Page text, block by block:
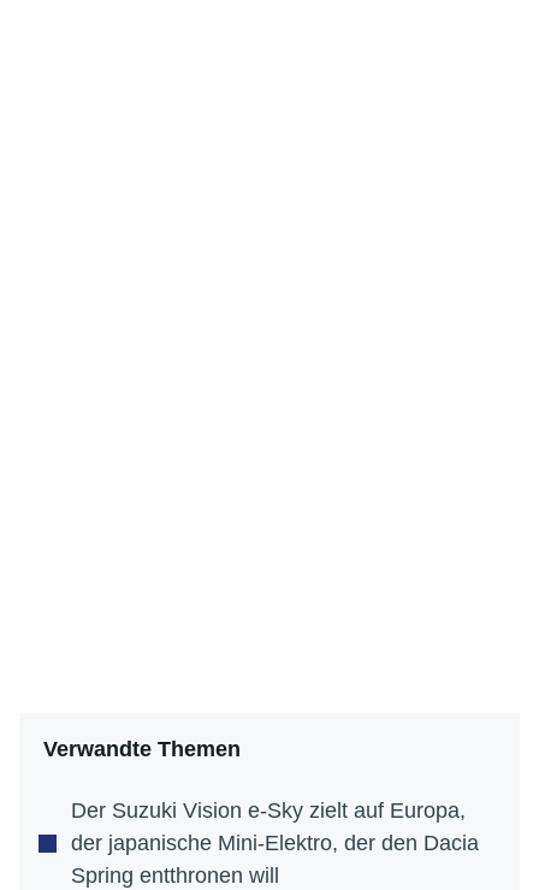
Verwandte Themen
Der Suzuki Vision e-Sky zielt auf Europa,
der japanische Mini-Elektro, der den Dacia
Spring entthronen will